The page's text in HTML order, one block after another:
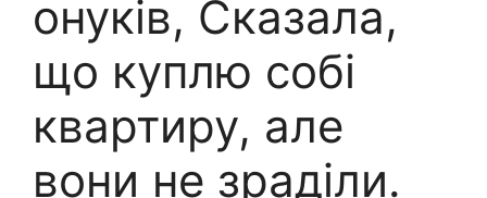
онуків, Сказала,
що куплю собі
квартиру, але
вони не зраділи.